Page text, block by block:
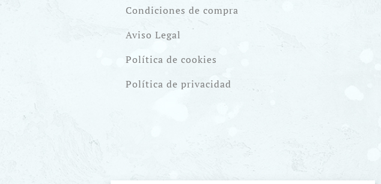
Condiciones de compra
Aviso Legal
Política de cookies
Política de privacidad